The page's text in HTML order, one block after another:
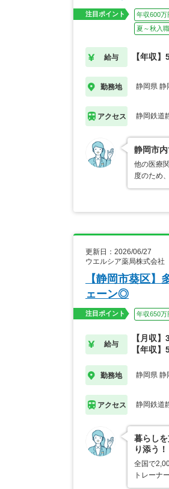
注目ポイント 年収600万
夏～秋入
給与 【年収
勤務地 静岡県 静
アクセス 静岡鉄道
静岡市
他の医療
度のため
更新日：2026/06/27
ウエルシア薬局株式会
【静岡市葵区
ェーン◎
注目ポイント 年収650万
給与
【月収
【年収
勤務地 静岡県 静
アクセス 静岡鉄道
暮らし
り添う！
全国で
トレーナ